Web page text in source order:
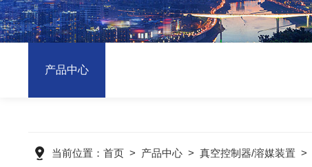
产品中心
当前位置： 首页> 产品中心> 真空控制器/溶媒装置 >